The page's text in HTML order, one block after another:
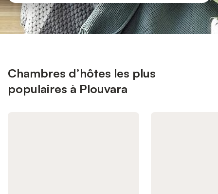
Chambres d’hôtes les plus
populaires à Plouvara